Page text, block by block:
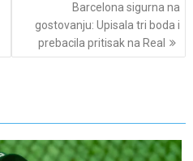
Barcelona sigurna na
gostovanju: Upisala tri boda i
prebacila pritisak na Real